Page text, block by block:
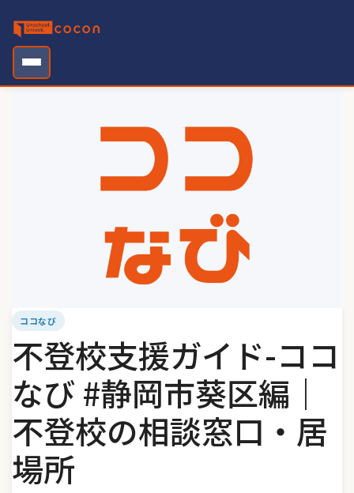
content
ココなび
不登校支援ガイド-ココ
なび #静岡市葵区編｜
不登校の相談窓口・居
場所